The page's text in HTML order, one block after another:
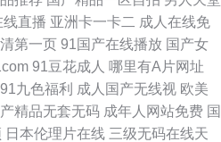
线直播 亚洲卡一卡二 成人在线免
第一页 91国产在线播放 国产女
91豆花成人 哪里有A片网址
91九色福利 成人国产无线视 欧美
精品无套无码 成年人网站免费 国
日本伦理片在线 三级无码在线天